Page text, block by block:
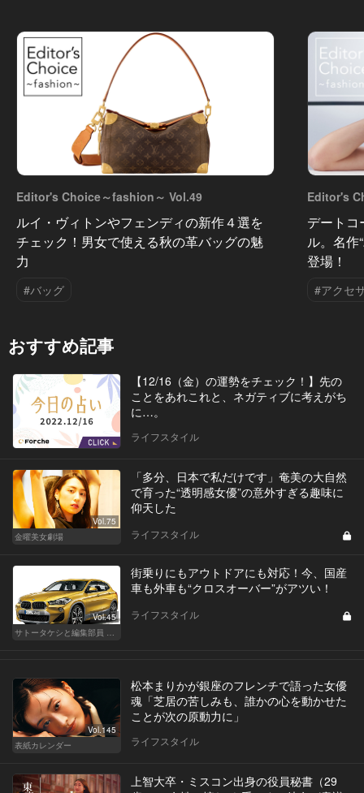
Editor's Choice～fashion～ Vol.49
ルイ・ヴィトンやフェンディの新作４選を
チェック！男女で使える秋の革バッグの魅
力
#バッグ
Editor's
デートコ
ル。名作
登場！
#アクセ
おすすめ記事
【12/16（金）の運勢をチェック！】先の
ことをあれこれと、ネガティブに考えがち
に…。
ライフスタイル
Vol.75
金曜美女劇場
「多分、日本で私だけです」奄美の大自然
で育った“透明感女優”の意外すぎる趣味に
仰天した
ライフスタイル
Vol.45
サトータケシと編集部員 船山の"CAR GENTSへの道"
街乗りにもアウトドアにも対応！今、国産
車も外車も“クロスオーバー”がアツい！
ライフスタイル
Vol.145
表紙カレンダー
松本まりかが銀座のフレンチで語った女優
魂「芝居の苦しみも、誰かの心を動かせた
ことが次の原動力に」
ライフスタイル
上智大卒・ミスコン出身の役員秘書（29